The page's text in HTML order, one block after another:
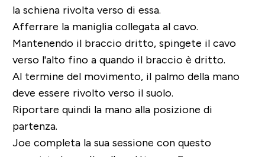
la schiena rivolta verso di essa.
Afferrare la maniglia collegata al cavo.
Mantenendo il braccio dritto, spingete il cavo
verso l'alto fino a quando il braccio è dritto.
Al termine del movimento, il palmo della mano
deve essere rivolto verso il suolo.
Riportare quindi la mano alla posizione di
partenza.
Joe completa la sua sessione con questo